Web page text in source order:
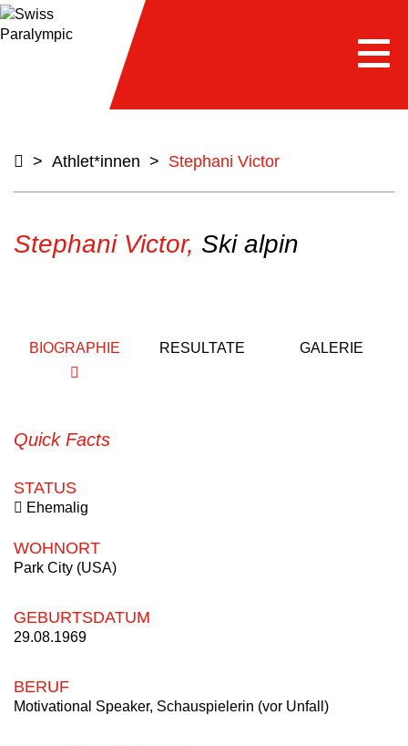
> Athlet*innen > Stephani Victor
Stephani Victor, Ski alpin
BIOGRAPHIE RESULTATE GALERIE
Quick Facts
STATUS
Ehemalig
WOHNORT
Park City (USA)
GEBURTSDATUM
29.08.1969
BERUF
Motivational Speaker, Schauspielerin (vor Unfall)